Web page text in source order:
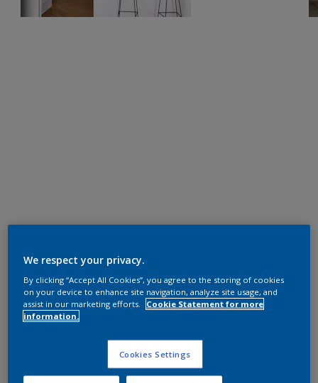
We respect your privacy.
By clicking “Accept All Cookies”, you agree to the storing of cookies
on your device to enhance site navigation, analyze site usage, and
assist in our marketing efforts.
Cookie Statement for more
information.
Cookies Settings